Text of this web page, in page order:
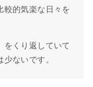
較的気楽な日々を
をくり返していて
ないです。